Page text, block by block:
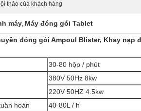
thảo của khách hàng
máy, Máy đóng gói Tablet
đóng gói Ampoul Blister, Khay nạp
30-80 hộp / phút
380V 50Hz 8kw
220V 50HZ 4.5kw
hoàn
40-80L / h